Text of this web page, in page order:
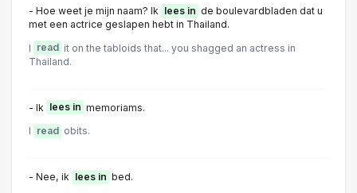
- Hoe weet je mijn naam? Ik lees in de boulevardbladen dat u
met een actrice geslapen hebt in Thailand.
I read it on the tabloids that... you shagged an actress in
Thailand.
- Ik lees in memoriams.
I read obits.
- Nee, ik lees in bed.